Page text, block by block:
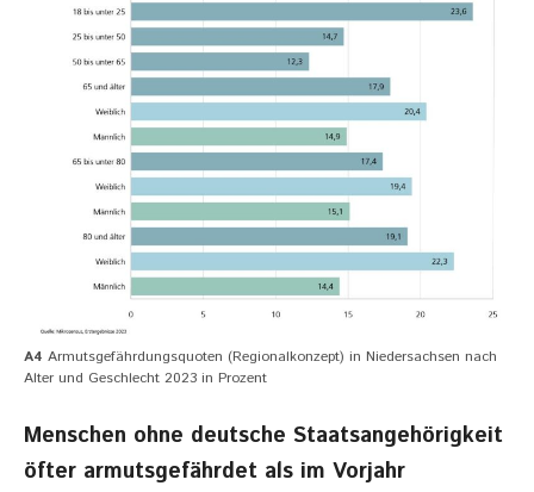
A4 Armutsgefährdungsquoten (Regionalkonzept) in Niedersachsen nach
Alter und Geschlecht 2023 in Prozent
Menschen ohne deutsche Staatsangehörigkeit
öfter armutsgefährdet als im Vorjahr